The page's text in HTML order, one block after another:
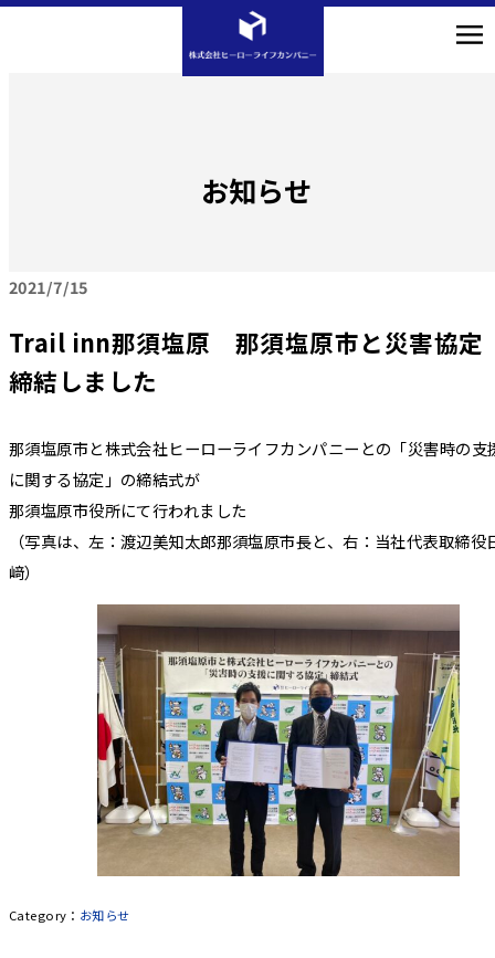
お知らせ
2021 7/15
Trail inn那須塩原 那須塩原市と災害協定
締結しました
那須塩原市と株式会社ヒーローライフカンパニーとの「災害時の支
に関する協定」の締結式が
那須塩原市役所にて行われました
（写真は、左：渡辺美知太郎那須塩原市長と、右：当社代表取締役
﨑）
お知らせ